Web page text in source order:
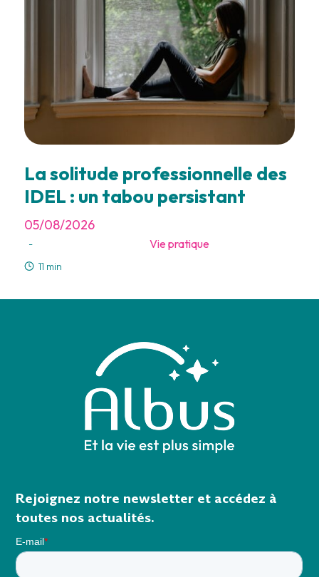
La solitude professionnelle des
IDEL : un tabou persistant
05/08/2026
- Vie pratique
11 min
Rejoignez notre newsletter et accédez à
toutes nos actualités.